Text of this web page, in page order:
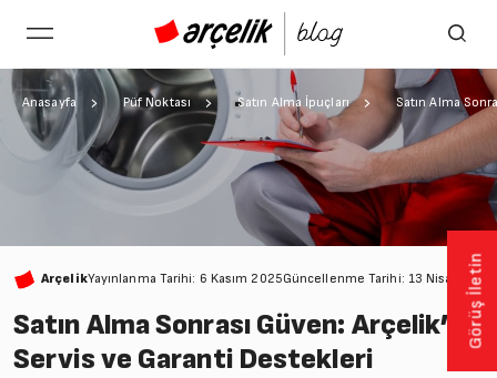
Anasayfa Püf Noktası Satın Alma İpuçları Satın Alma
ArçelikYayınlanma Tarihi: 6 Kasım 2025Güncellenme Tarihi: 13 Nisan 2026
Satın Alma Sonrası Güven: Arçelik’in
Servis ve Garanti Destekleri
Görüş İletin